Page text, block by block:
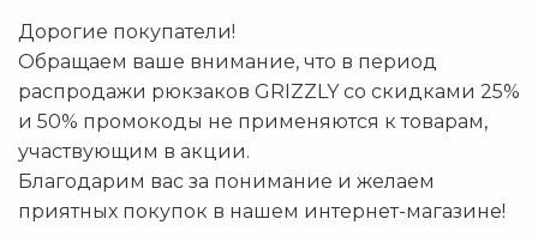
Дорогие покупатели!
Обращаем ваше внимание, что в период
распродажи рюкзаков GRIZZLY со скидками 25%
и 50% промокоды не применяются к товарам,
участвующим в акции.
Благодарим вас за понимание и желаем
приятных покупок в нашем интернет-магазине!